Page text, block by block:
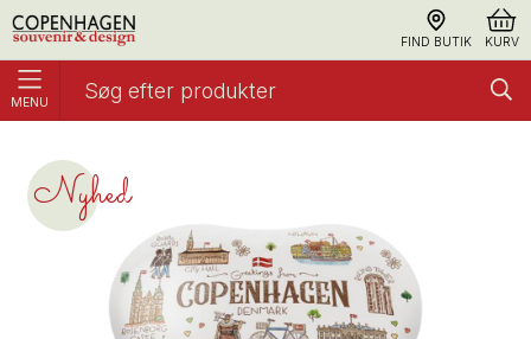
FIND BUTIK KURV
MENU
Nyhed